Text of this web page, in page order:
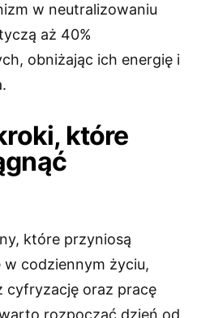
w neutralizowaniu
aż 40%
obniżając ich energię i
które
które przyniosą
codziennym życiu,
cyfryzację oraz pracę
rozpocząć dzień od